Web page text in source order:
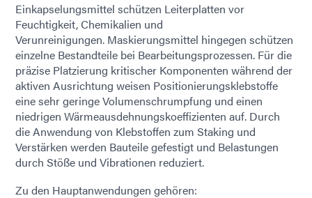
Einkapselungsmittel schützen Leiterplatten vor
Feuchtigkeit, Chemikalien und
Verunreinigungen. Maskierungsmittel hingegen schützen
einzelne Bestandteile bei Bearbeitungsprozessen. Für die
präzise Platzierung kritischer Komponenten während der
aktiven Ausrichtung weisen Positionierungsklebstoffe
eine sehr geringe Volumenschrumpfung und einen
niedrigen Wärmeausdehnungskoeffizienten auf. Durch
die Anwendung von Klebstoffen zum Staking und
Verstärken werden Bauteile gefestigt und Belastungen
durch Stöße und Vibrationen reduziert.
Zu den Hauptanwendungen gehören: